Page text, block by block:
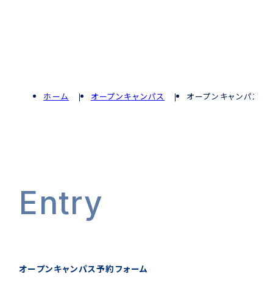
Entry
オープンキャンパス予約フォーム
ホーム オープンキャンパス オープンキャンパス予